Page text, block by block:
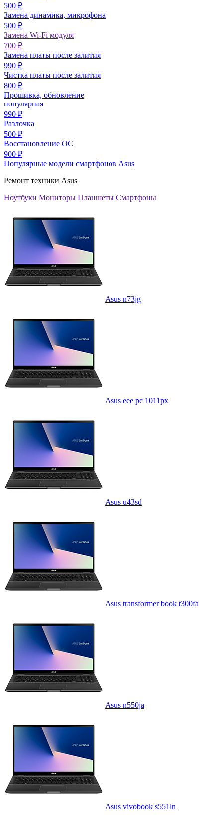
500 ₽
Замена динамика, микрофона
500 ₽
Замена Wi-Fi модуля
700 ₽
Замена платы после залития
990 ₽
Чистка платы после залития
800 ₽
Прошивка, обновление
популярная
990 ₽
Разлочка
500 ₽
Восстановление ОС
900 ₽
Популярные модели смартфонов Asus
Ремонт техники Asus
Ноутбуки Мониторы Планшеты Смартфоны
Asus n73jg
Asus eee pc 1011px
Asus u43sd
Asus transformer book t300fa
Asus n550ja
Asus vivobook s551ln